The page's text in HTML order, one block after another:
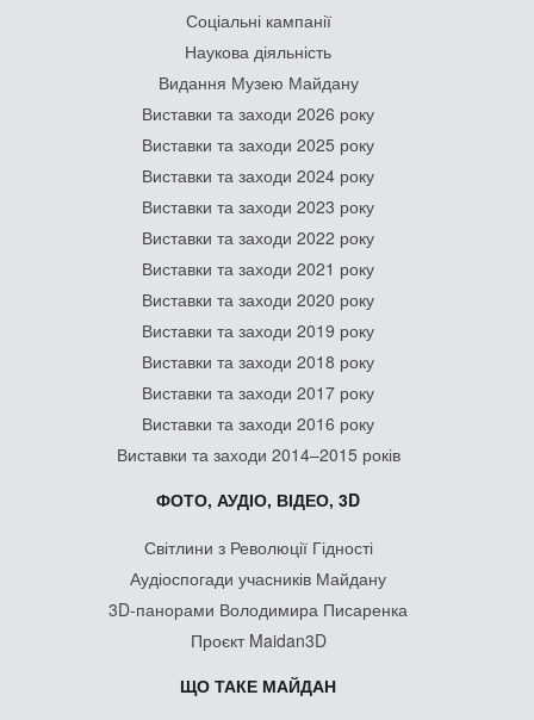
Соціальні кампанії
Наукова діяльність
Видання Музею Майдану
Виставки та заходи 2026 року
Виставки та заходи 2025 року
Виставки та заходи 2024 року
Виставки та заходи 2023 року
Виставки та заходи 2022 року
Виставки та заходи 2021 року
Виставки та заходи 2020 року
Виставки та заходи 2019 року
Виставки та заходи 2018 року
Виставки та заходи 2017 року
Виставки та заходи 2016 року
Виставки та заходи 2014–2015 років
ФОТО, АУДІО, ВІДЕО, 3D
Світлини з Революції Гідності
Аудіоспогади учасників Майдану
3D-панорами Володимира Писаренка
Проєкт Maidan3D
ЩО ТАКЕ МАЙДАН